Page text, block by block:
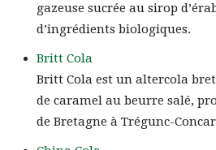
gazeuse sucrée au sirop
d’ingrédients biologiques.
Britt Cola
Britt Cola est un altercola
de caramel au beurre salé,
de Bretagne à Trégunc-